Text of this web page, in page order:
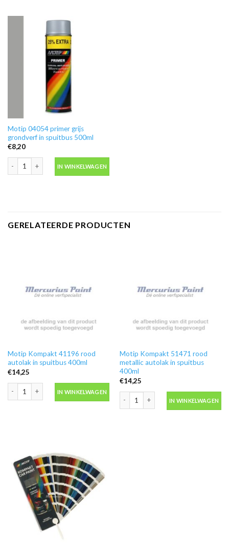
Motip 04054 primer grijs
grondverf in spuitbus 500ml
€8,20
Motip 04054 primer grijs grondverf in spuitbus 500ml aantal
IN WINKELWAGEN
GERELATEERDE PRODUCTEN
Motip Kompakt 41196 rood
autolak in spuitbus 400ml
€14,25
Motip Kompakt 41196 rood autolak in spuitbus 400ml aantal
IN WINKELWAGEN
Motip Kompakt 51471 rood
metallic autolak in spuitbus
400ml
€14,25
IN WINKELWAGEN